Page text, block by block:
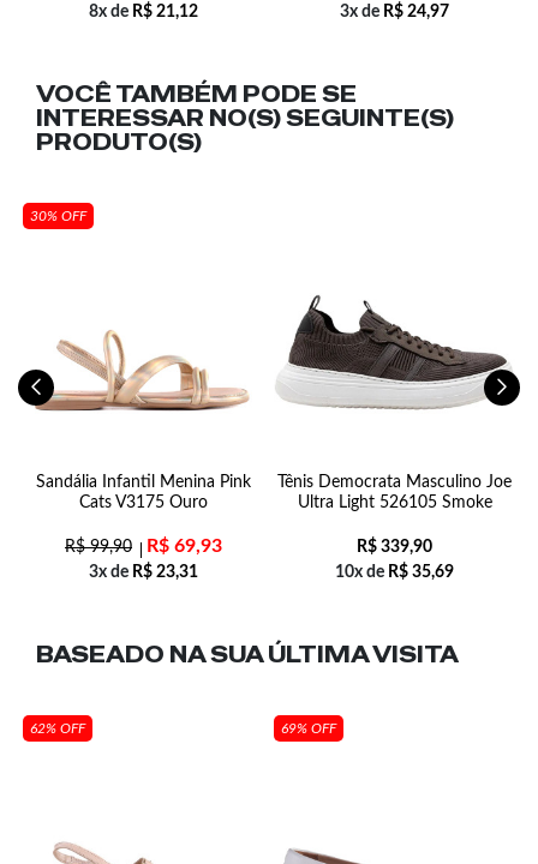
8x de R$ 21,12
3x de R$ 24,97
VOCÊ TAMBÉM PODE SE
INTERESSAR NO(S) SEGUINTE(S)
PRODUTO(S)
30% OFF
Sandália Infantil Menina Pink
Cats V3175 Ouro
R$99,90 R$ 69,93
3x de R$ 23,31
Tênis Democrata Masculino Joe
Ultra Light 526105 Smoke
R$ 339,90
10x de R$ 35,69
BASEADO NA SUAÚLTIMA VISITA
62% OFF 69% OFF